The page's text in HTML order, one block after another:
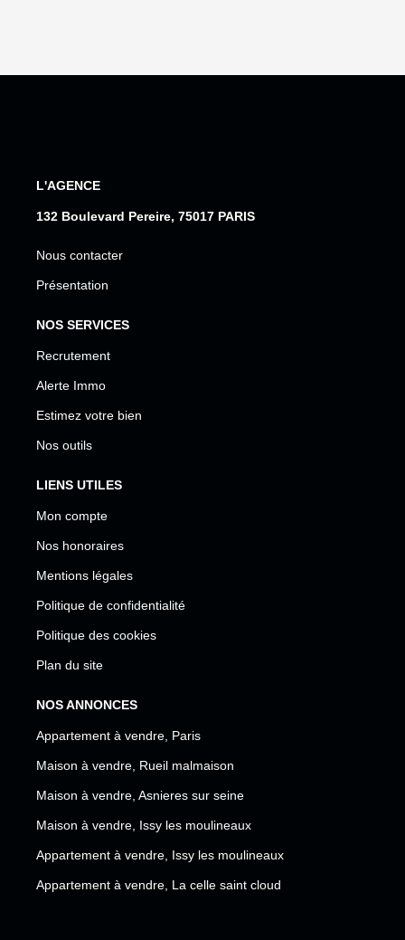
L'AGENCE
132 Boulevard Pereire, 75017 PARIS
Nous contacter
Présentation
NOS SERVICES
Recrutement
Alerte Immo
Estimez votre bien
Nos outils
LIENS UTILES
Mon compte
Nos honoraires
Mentions légales
Politique de confidentialité
Politique des cookies
Plan du site
NOS ANNONCES
Appartement à vendre, Paris
Maison à vendre, Rueil malmaison
Maison à vendre, Asnieres sur seine
Maison à vendre, Issy les moulineaux
Appartement à vendre, Issy les moulineaux
Appartement à vendre, La celle saint cloud